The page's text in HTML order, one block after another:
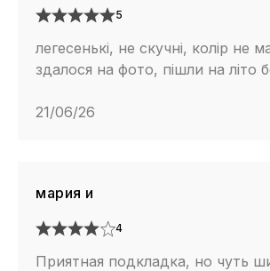
5
легесенькі, не скучні, колір не
здалося на фото, пішли на літо
21/06/26
мария и
4
Приятная подкладка, но чуть